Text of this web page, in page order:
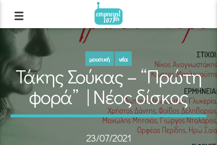
μουσική νέα
Τάκης Σούκας – “Πρώτη
φορά” | Νέος δίσκος
23/07/2021